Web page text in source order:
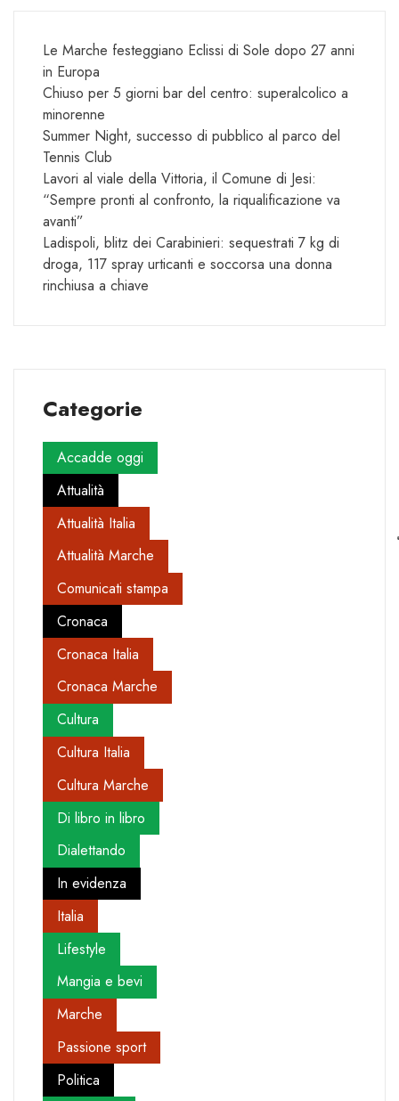
Le Marche festeggiano Eclissi di Sole dopo 27 anni
in Europa
Chiuso per 5 giorni bar del centro: superalcolico a
minorenne
Summer Night, successo di pubblico al parco del
Tennis Club
Lavori al viale della Vittoria, il Comune di Jesi:
“Sempre pronti al confronto, la riqualificazione va
avanti”
Ladispoli, blitz dei Carabinieri: sequestrati 7 kg di
droga, 117 spray urticanti e soccorsa una donna
rinchiusa a chiave
Categorie
Accadde oggi
Attualità
Attualità Italia
Attualità Marche
Comunicati stampa
Cronaca
Cronaca Italia
Cronaca Marche
Cultura
Cultura Italia
Cultura Marche
Di libro in libro
Dialettando
In evidenza
Italia
Lifestyle
Mangia e bevi
Marche
Passione sport
Politica